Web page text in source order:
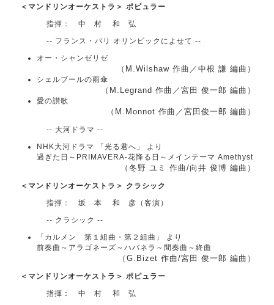
＜マンドリンオーケストラ＞ ポピュラー
指揮： 中 村 和 弘
-- フランス・パリ オリンピックによせて --
オー・シャンゼリゼ
（M.Wilshaw 作曲／中根 謙 編曲）
シェルブールの雨傘
（M.Legrand 作曲／宮田 俊一郎 編曲）
愛の讃歌
（M.Monnot 作曲／宮田俊一郎 編曲）
-- 大河ドラマ --
NHK大河ドラマ 「光る君へ」 より
過ぎた日～PRIMAVERA-花降る日～メインテーマ Amethyst
（冬野 ユミ 作曲/向井 俊博 編曲）
＜マンドリンオーケストラ＞ クラシック
指揮： 坂 本 和 彦（客演）
-- クラシック --
「カルメン 第１組曲・第２組曲」 より
前奏曲～アラゴネーズ～ハバネラ～間奏曲～終曲
（G.Bizet 作曲/宮田 俊一郎 編曲）
＜マンドリンオーケストラ＞ ポピュラー
指揮： 中 村 和 弘